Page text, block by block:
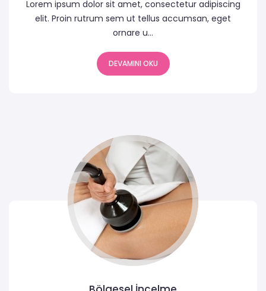
Lorem ipsum dolor sit amet, consectetur adipiscing
elit. Proin rutrum sem ut tellus accumsan, eget
ornare u...
DEVAMINI OKU